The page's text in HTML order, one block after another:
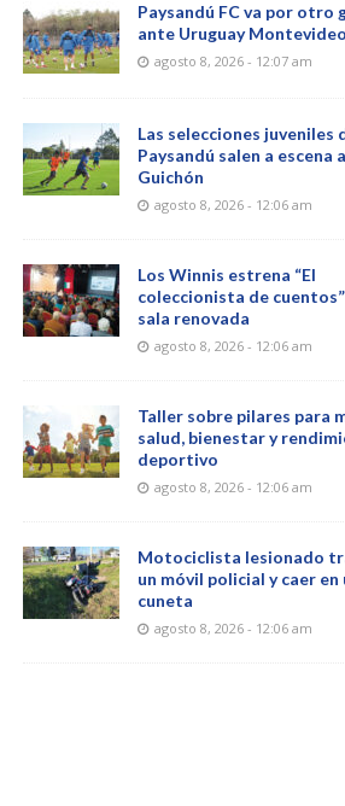
Paysandú FC va por otro
ante Uruguay Montevideo
agosto 8, 2026 - 12:07 am
Las selecciones juveniles
Paysandú salen a escena
Guichón
agosto 8, 2026 - 12:06 am
Los Winnis estrena “El
coleccionista de cuentos”
sala renovada
agosto 8, 2026 - 12:06 am
Taller sobre pilares para
salud, bienestar y
deportivo
agosto 8, 2026 - 12:06 am
Motociclista lesionado
un móvil policial y caer en
cuneta
agosto 8, 2026 - 12:06 am